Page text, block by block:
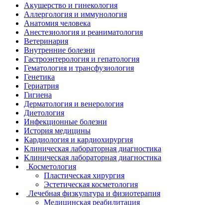
Акушерство и гинекология
Аллергология и иммунология
Анатомия человека
Анестезиология и реаниматология
Ветеринария
Внутренние болезни
Гастроэнтерология и гепатология
Гематология и трансфузиология
Генетика
Гериатрия
Гигиена
Дерматология и венерология
Диетология
Инфекционные болезни
История медицины
Кардиология и кардиохирургия
Клиническая лабораторная диагностика
Клиническая лабораторная диагностика
Косметология
Пластическая хирургия
Эстетическая косметология
Лечебная физкультура и физиотерапия
Медицинская реабилитация